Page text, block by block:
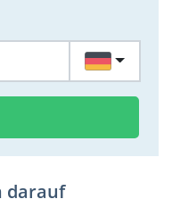
DE
darauf